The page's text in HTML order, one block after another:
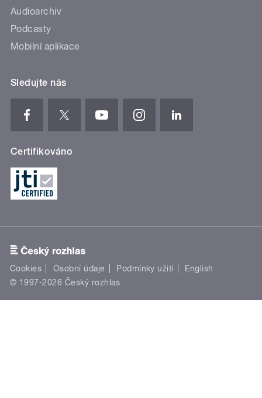
Audioarchiv
Podcasty
Mobilní aplikace
Sledujte nás
Certifikováno
Cookies Osobní údaje Podmínky užití
English
© 1997-2026 Český rozhlas